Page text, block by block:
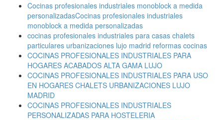
Cocinas profesionales industriales monoblock a medida
personalizadasCocinas profesionales industriales
monoblock a medida personalizadas
cocinas profesionales industriales para casas chalets
particulares urbanizaciones lujo madrid reformas cocinas
COCINAS PROFESIONALES INDUSTRIALES PARA
HOGARES ACABADOS ALTA GAMA LUJO
COCINAS PROFESIONALES INDUSTRIALES PARA USO
EN HOGARES CHALETS URBANIZACIONES LUJO
MADRID
COCINAS PROFESIONALES INDUSTRIALES
PERSONALIZADAS PARA HOSTELERIA